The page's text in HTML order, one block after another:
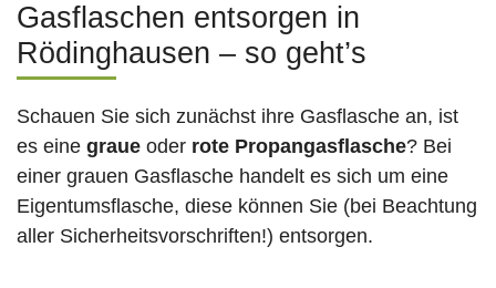
Gasflaschen entsorgen in
Rödinghausen – so geht’s
Schauen Sie sich zunächst ihre Gasflasche an, ist
es eine graue oder rote Propangasflasche? Bei
einer grauen Gasflasche handelt es sich um eine
Eigentumsflasche, diese können Sie (bei Beachtung
aller Sicherheitsvorschriften!) entsorgen.